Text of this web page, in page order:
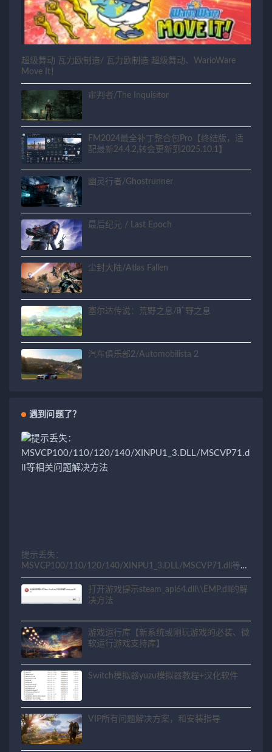
超级舞动 瓦力欧制造/ 瓦力欧制造 超级舞动、WarioWare
Move It！
审判者/The Inquisitor
FM2024最全补丁整合包Pro【终结版，适
配最新24.4.2,转会更新到2025.10.1】
幽灵行者/Ghostrunner
最后纪元 / Last Epoch
尘封大陆/Atlas Fallen
塞尔达传说：荒野之息/旷野之息
汽车俱乐部2/Automobilista 2
遇到问题了？
提示丢失：
MSVCP100/110/120/140/XINPU1_3.DLL/MSCVP71.dll等相
关问题解决方法
打开游戏提示steam_api64.dll\\EMP.dll的解
决方法
游戏运行库【新系统或刚玩游戏的必装、微
软运行游戏支持库】
Switch模拟器yuzu模拟器教程+汉化软件
VIP所有问题解决方案，和安装指导